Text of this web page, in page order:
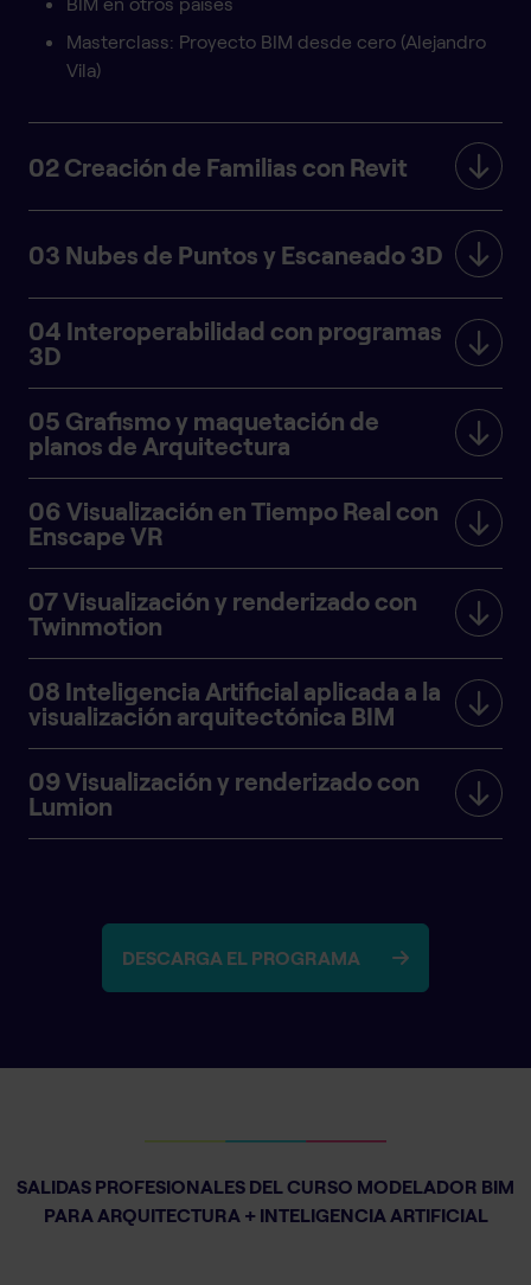
Masterclass: Proyecto BIM desde cero (Alejandro
Vila)
02 Creación de Familias con Revit
03 Nubes de Puntos y Escaneado 3D
04 Interoperabilidad con programas
3D
05 Grafismo y maquetación de
planos de Arquitectura
06 Visualización en Tiempo Real con
Enscape VR
07 Visualización y renderizado con
Twinmotion
08 Inteligencia Artificial aplicada a la
visualización arquitectónica BIM
09 Visualización y renderizado con
Lumion
DESCARGA EL PROGRAMA
SALIDAS PROFESIONALES DEL CURSO MODELADOR BIM
PARA ARQUITECTURA + INTELIGENCIA ARTIFICIAL